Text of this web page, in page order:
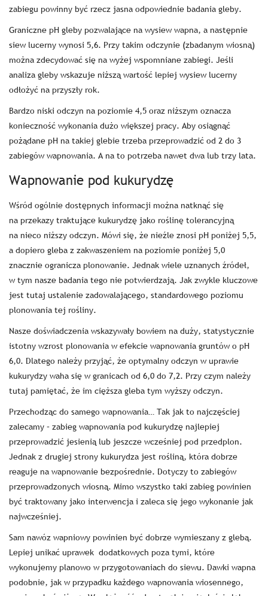
zabiegu powinny być rzecz jasna odpowiednie badania gleby.
Graniczne pH gleby pozwalające na wysiew wapna, a następnie
siew lucerny wynosi 5,6. Przy takim odczynie (zbadanym wiosną)
można zdecydować się na wyżej wspomniane zabiegi. Jeśli
analiza gleby wskazuje niższą wartość lepiej wysiew lucerny
odłożyć na przyszły rok.
Bardzo niski odczyn na poziomie 4,5 oraz niższym oznacza
konieczność wykonania dużo większej pracy. Aby osiągnąć
pożądane pH na takiej glebie trzeba przeprowadzić od 2 do 3
zabiegów wapnowania. A na to potrzeba nawet dwa lub trzy lata.
Wapnowanie pod kukurydzę
Wśród ogólnie dostępnych informacji można natknąć się
na przekazy traktujące kukurydzę jako roślinę tolerancyjną
na nieco niższy odczyn. Mówi się, że nieźle znosi pH poniżej 5,5,
a dopiero gleba z zakwaszeniem na poziomie poniżej 5,0
znacznie ogranicza plonowanie. Jednak wiele uznanych źródeł,
w tym nasze badania tego nie potwierdzają. Jak zwykle kluczowe
jest tutaj ustalenie zadowalającego, standardowego poziomu
plonowania tej rośliny.
Nasze doświadczenia wskazywały bowiem na duży, statystycznie
istotny wzrost plonowania w efekcie wapnowania gruntów o pH
6,0. Dlatego należy przyjąć, że optymalny odczyn w uprawie
kukurydzy waha się w granicach od 6,0 do 7,2. Przy czym należy
tutaj pamiętać, że im cięższa gleba tym wyższy odczyn.
Przechodząc do samego wapnowania… Tak jak to najczęściej
zalecamy – zabieg wapnowania pod kukurydzę najlepiej
przeprowadzić jesienią lub jeszcze wcześniej pod przedplon.
Jednak z drugiej strony kukurydza jest rośliną, która dobrze
reaguje na wapnowanie bezpośrednie. Dotyczy to zabiegów
przeprowadzonych wiosną. Mimo wszystko taki zabieg powinien
być traktowany jako interwencja i zaleca się jego wykonanie jak
najwcześniej.
Sam nawóz wapniowy powinien być dobrze wymieszany z glebą.
Lepiej unikać uprawek dodatkowych poza tymi, które
wykonujemy planowo w przygotowaniach do siewu. Dawki wapna
podobnie, jak w przypadku każdego wapnowania wiosennego,